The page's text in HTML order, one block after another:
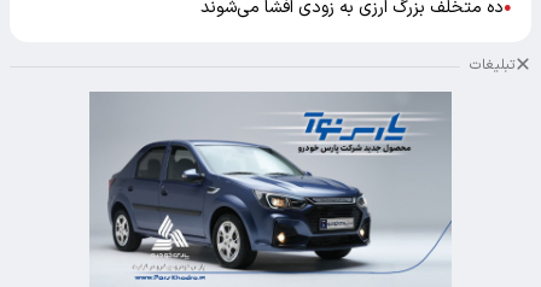
●ده متخلف بزرگ ارزی به زودی افشا می‌شوند
تبلیغات